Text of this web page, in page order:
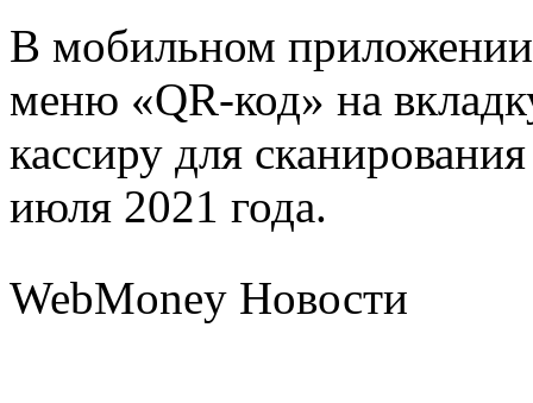
В мобильном
меню «QR-код» на
кассиру для
июля 2021 года.
WebMoney Новости